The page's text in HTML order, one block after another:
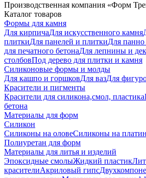
Производственная компания «Форм
Каталог товаров
Формы для камня
Для кирпичаДля искусственного камня
плиткиДля панелей и плиткиДля панно
для печатного бетонаДля лепнины и
столбовПод дерево для плитки и камня
Силиконовые формы и молды
Для кашпо и горшковДля вазДля
Красители и пигменты
Красители для силикона,смол, пластика
бетона
Материалы для форм
Силикон
Силиконы на оловеСиликоны на
Полиуретан для форм
Материалы для литья и изделий
Эпоксидные смолыЖидкий пластик
красителиАкриловый гипс